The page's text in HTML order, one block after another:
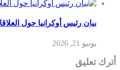
بيان رئيس أوكرانيا حول
يونيو 21, 2026
أترك تعليق